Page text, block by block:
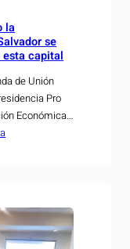
la
se
esta capital
de Unión
Pro
Económica